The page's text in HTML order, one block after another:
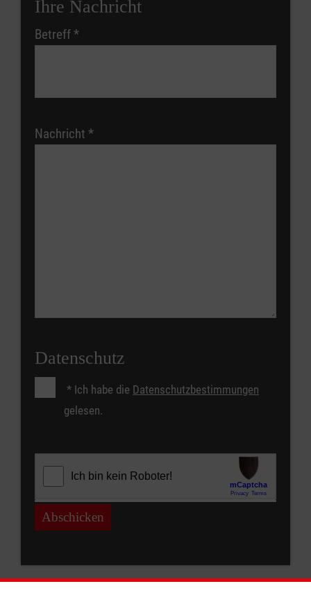
Ihre Nachricht
Betreff*
Nachricht *
Datenschutz
* Ich habe die Datenschutzbestimmungen
gelesen.
Abschicken